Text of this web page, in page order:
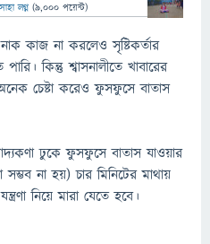
লগ্ন (9,000 পয়েন্ট)
কাজ না করলেও সৃষ্টিকর্তার
কিন্তু শ্বাসনালীতে খাবারের
চেষ্টা করেও ফুসফুসে বাতাস
ঢুকে ফুসফুসে বাতাস যাওয়ার
না হয়) চার মিনিটের মাথায়
নিয়ে মারা যেতে হবে।